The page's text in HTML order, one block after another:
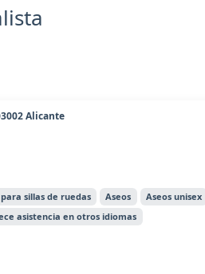
Alicante
sillas de ruedas Aseos
Aseos unisex
asistencia en otros idiomas